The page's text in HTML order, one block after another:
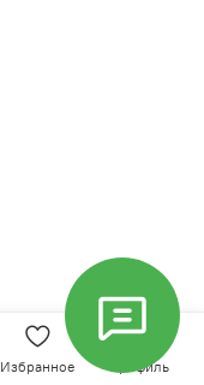
Избранное Профиль